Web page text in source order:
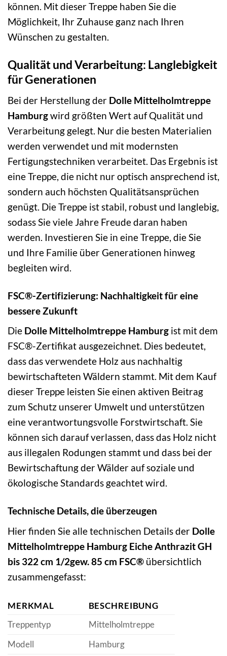
können. Mit dieser Treppe haben Sie die
Möglichkeit, Ihr Zuhause ganz nach Ihren
Wünschen zu gestalten.
Qualität und Verarbeitung: Langlebigkeit
für Generationen
Bei der Herstellung der Dolle Mittelholmtreppe
Hamburgwird größten Wert auf Qualität und
Verarbeitung gelegt. Nur die besten Materialien
werden verwendet und mit modernsten
Fertigungstechniken verarbeitet. Das Ergebnis ist
eine Treppe, die nicht nur optisch ansprechend ist,
sondern auch höchsten Qualitätsansprüchen
genügt. Die Treppe ist stabil, robust und langlebig,
sodass Sie viele Jahre Freude daran haben
werden. Investieren Sie in eine Treppe, die Sie
und Ihre Familie über Generationen hinweg
begleiten wird.
FSC®-Zertifizierung: Nachhaltigkeit für eine
bessere Zukunft
Die Dolle Mittelholmtreppe Hamburg ist mit dem
FSC®-Zertifikat ausgezeichnet. Dies bedeutet,
dass das verwendete Holz aus nachhaltig
bewirtschafteten Wäldern stammt. Mit dem Kauf
dieser Treppe leisten Sie einen aktiven Beitrag
zum Schutz unserer Umwelt und unterstützen
eine verantwortungsvolle Forstwirtschaft. Sie
können sich darauf verlassen, dass das Holz nicht
aus illegalen Rodungen stammt und dass bei der
Bewirtschaftung der Wälder auf soziale und
ökologische Standards geachtet wird.
Technische Details, die überzeugen
Hier finden Sie alle technischen Details der Dolle
Mittelholmtreppe Hamburg Eiche Anthrazit GH
bis 322 cm 1/2gew. 85 cm FSC® übersichtlich
zusammengefasst:
MERKMAL
BESCHREIBUNG
Treppentyp
Mittelholmtreppe
Modell
Hamburg